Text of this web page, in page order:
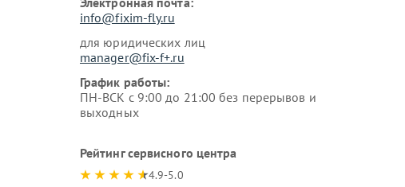
info@fixim-fly.ru
для юридических лиц
manager@fix-f+.ru
График работы:
ПН-ВСК с 9:00 до 21:00 без перерывов и
выходных
Рейтинг сервисного центра
4.9-5.0